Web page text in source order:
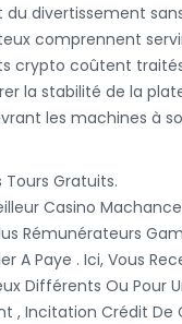
divertissement
comprennent
crypto coûtent
la stabilité de la
les machines à
Gratuits.
Casino Machance
Rémunérateurs
A Paye . Ici, Vous
Différents Ou Pour
, Incitation Crédit